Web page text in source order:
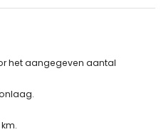
en tuinmeubelen met
het aangegeven aantal